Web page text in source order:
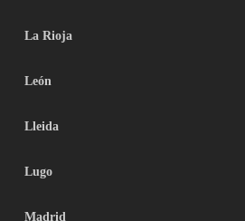
La Rioja
León
Lleida
Lugo
Madrid